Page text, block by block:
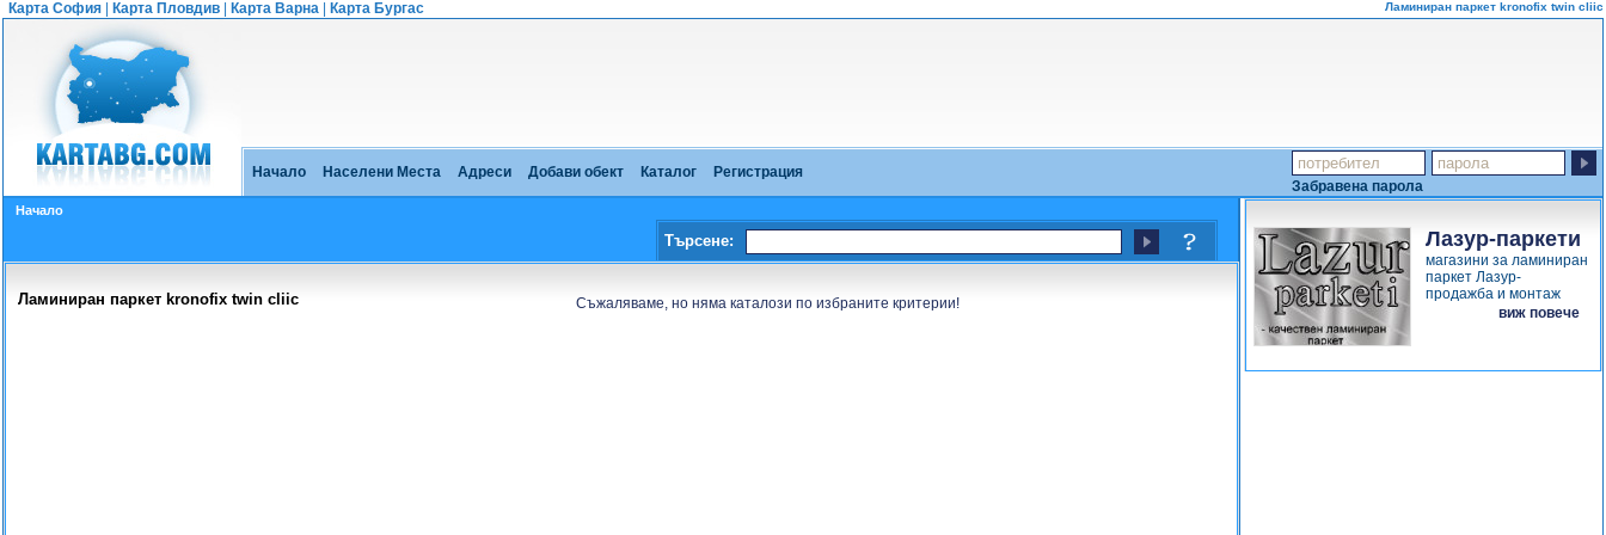
Карта София Карта Пловдив Карта Варна Карта Бургас Ламиниран паркет kronofix twin cliic
Начало Населени Места Адреси Добави обект Каталог
Регистрация
Забравена парола
Лазур-паркети
магазини за ламиниран
паркет Лазур-
продажба и монтаж
виж повече
Начало
Търсене:
Ламиниран паркет kronofix twin cliic Съжаляваме, но няма каталози по избраните критерии!